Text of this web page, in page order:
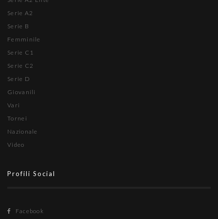
Serie A2
Serie B
Femminile
Serie C1
Serie C2
Serie D
Giovanili
Vari
Tornei
Nazionale
Video
Profili Social
Facebook